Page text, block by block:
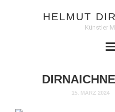
HELMUT
Künstler
15. MÄRZ 2024